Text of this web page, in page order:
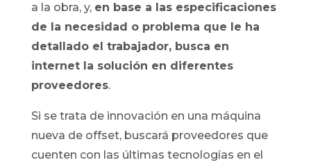
a la obra, y, en base a las especificaciones
de la necesidad o problema que le ha
detallado el trabajador, busca en
internet la solución en diferentes
proveedores.
Si se trata de innovación en una máquina
nueva de offset, buscará proveedores que
cuenten con las últimas tecnologías en el